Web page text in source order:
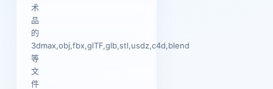
术
品
的
3dmax,obj,fbx,glTF,glb,stl,usdz,c4d,blend
等
文
件